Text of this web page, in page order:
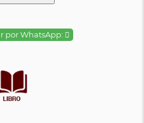
por WhatsApp: